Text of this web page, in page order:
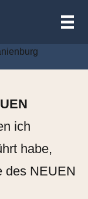
III
ich
habe,
des NEUEN